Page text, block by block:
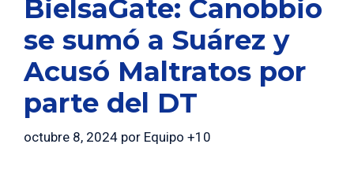
BielsaGate: Canobbio
se sumó a Suárez y
Acusó Maltratos por
parte del DT
octubre 8, 2024 por Equipo +10